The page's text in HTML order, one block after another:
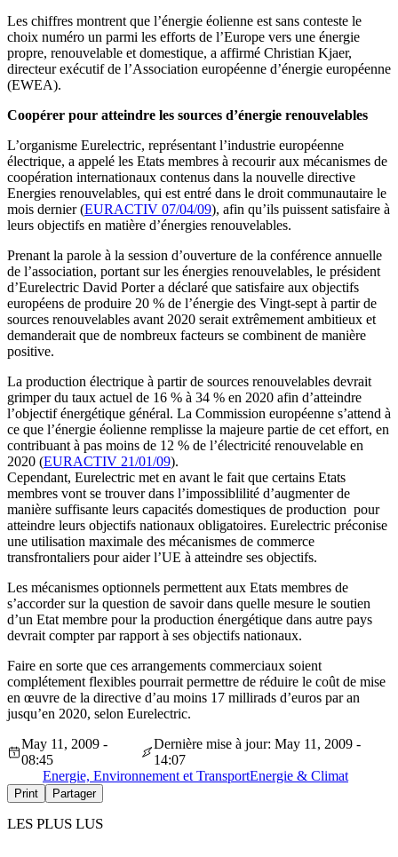
Les chiffres montrent que l’énergie éolienne est sans conteste le
choix numéro un parmi les efforts de l’Europe vers une énergie
propre, renouvelable et domestique, a affirmé Christian Kjaer,
directeur exécutif de l’Association européenne d’énergie européenne
(EWEA).
Coopérer pour atteindre les sources d’énergie renouvelables
L’organisme Eurelectric, représentant l’industrie européenne
électrique, a appelé les Etats membres à recourir aux mécanismes de
coopération internationaux contenus dans la nouvelle directive
Energies renouvelables, qui est entré dans le droit communautaire le
mois dernier (EURACTIV 07/04/09), afin qu’ils puissent satisfaire à
leurs objectifs en matière d’énergies renouvelables.
Prenant la parole à la session d’ouverture de la conférence annuelle
de l’association, portant sur les énergies renouvelables, le président
d’Eurelectric David Porter a déclaré que satisfaire aux objectifs
européens de produire 20 % de l’énergie des Vingt-sept à partir de
sources renouvelables avant 2020 serait extrêmement ambitieux et
demanderait que de nombreux facteurs se combinent de manière
positive.
La production électrique à partir de sources renouvelables devrait
grimper du taux actuel de 16 % à 34 % en 2020 afin d’atteindre
l’objectif énergétique général. La Commission européenne s’attend à
ce que l’énergie éolienne remplisse la majeure partie de cet effort, en
contribuant à pas moins de 12 % de l’électricité renouvelable en
2020 (EURACTIV 21/01/09).
Cependant, Eurelectric met en avant le fait que certains Etats
membres vont se trouver dans l’impossiblilité d’augmenter de
manière suffisante leurs capacités domestiques de production pour
atteindre leurs objectifs nationaux obligatoires. Eurelectric préconise
une utilisation maximale des mécanismes de commerce
transfrontaliers pour aider l’UE à atteindre ses objectifs.
Les mécanismes optionnels permettent aux Etats membres de
s’accorder sur la question de savoir dans quelle mesure le soutien
d’un Etat membre pour la production énergétique dans autre pays
devrait compter par rapport à ses objectifs nationaux.
Faire en sorte que ces arrangements commerciaux soient
complétement flexibles pourrait permettre de réduire le coût de mise
en œuvre de la directive d’au moins 17 millirads d’euros par an
jusqu’en 2020, selon Eurelectric.
May 11, 2009 -
08:45
Dernière mise à jour: May 11, 2009 -
14:07
Energie, Environnement et TransportEnergie & Climat
Print Partager
LES PLUS LUS